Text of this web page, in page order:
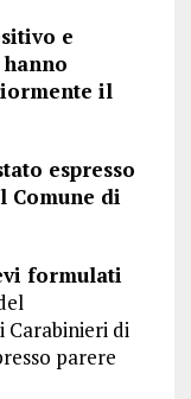
e
il
espresso
Comune di
formulati
Carabinieri di
parere